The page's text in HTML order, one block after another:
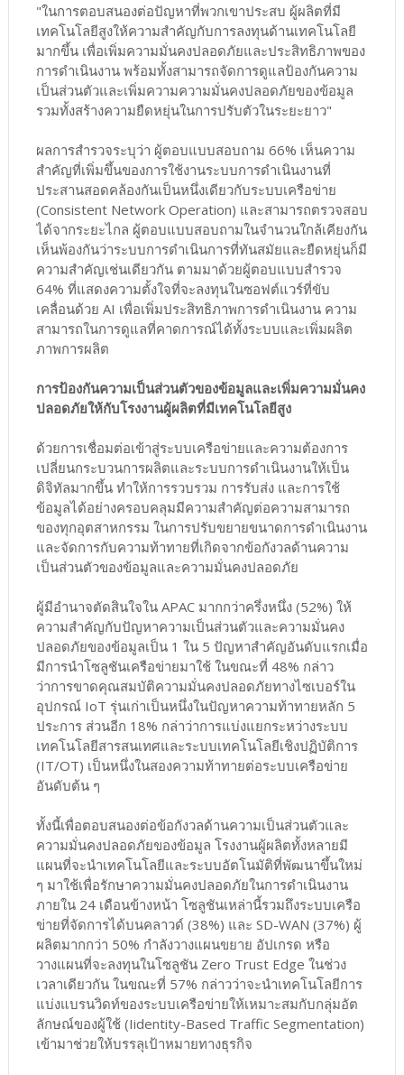
"ในการตอบสนองต่อปัญหาที่พวกเขาประสบ ผู้ผลิตที่มี
เทคโนโลยีสูงให้ความสำคัญกับการลงทุนด้านเทคโนโลยี
มากขึ้น เพื่อเพิ่มความมั่นคงปลอดภัยและประสิทธิภาพของ
การดำเนินงาน พร้อมทั้งสามารถจัดการดูแลป้องกันความ
เป็นส่วนตัวและเพิ่มความความมั่นคงปลอดภัยของข้อมูล
รวมทั้งสร้างความยืดหยุ่นในการปรับตัวในระยะยาว"
ผลการสำรวจระบุว่า ผู้ตอบแบบสอบถาม 66% เห็นความ
สำคัญที่เพิ่มขึ้นของการใช้งานระบบการดำเนินงานที่
ประสานสอดคล้องกันเป็นหนึ่งเดียวกับระบบเครือข่าย
(Consistent Network Operation) และสามารถตรวจสอบ
ได้จากระยะไกล ผู้ตอบแบบสอบถามในจำนวนใกล้เคียงกัน
เห็นพ้องกันว่าระบบการดำเนินการที่ทันสมัยและยืดหยุ่นก็มี
ความสำคัญเช่นเดียวกัน ตามมาด้วยผู้ตอบแบบสำรวจ
64% ที่แสดงความตั้งใจที่จะลงทุนในซอฟต์แวร์ที่ขับ
เคลื่อนด้วย AI เพื่อเพิ่มประสิทธิภาพการดำเนินงาน ความ
สามารถในการดูแลที่คาดการณ์ได้ทั้งระบบและเพิ่มผลิต
ภาพการผลิต
การป้องกันความเป็นส่วนตัวของข้อมูลและเพิ่มความมั่นคง
ปลอดภัยให้กับโรงงานผู้ผลิตที่มีเทคโนโลยีสูง
ด้วยการเชื่อมต่อเข้าสู่ระบบเครือข่ายและความต้องการ
เปลี่ยนกระบวนการผลิตและระบบการดำเนินงานให้เป็น
ดิจิทัลมากขึ้น ทำให้การรวบรวม การรับส่ง และการใช้
ข้อมูลได้อย่างครอบคลุมมีความสำคัญต่อความสามารถ
ของทุกอุตสาหกรรม ในการปรับขยายขนาดการดำเนินงาน
และจัดการกับความท้าทายที่เกิดจากข้อกังวลด้านความ
เป็นส่วนตัวของข้อมูลและความมั่นคงปลอดภัย
ผู้มีอำนาจตัดสินใจใน APAC มากกว่าครึ่งหนึ่ง (52%) ให้
ความสำคัญกับปัญหาความเป็นส่วนตัวและความมั่นคง
ปลอดภัยของข้อมูลเป็น 1 ใน 5 ปัญหาสำคัญอันดับแรกเมื่อ
มีการนำโซลูชันเครือข่ายมาใช้ ในขณะที่ 48% กล่าว
ว่าการขาดคุณสมบัติความมั่นคงปลอดภัยทางไซเบอร์ใน
อุปกรณ์ IoT รุ่นเก่าเป็นหนึ่งในปัญหาความท้าทายหลัก 5
ประการ ส่วนอีก 18% กล่าว่าการแบ่งแยกระหว่างระบบ
เทคโนโลยีสารสนเทศและระบบเทคโนโลยีเชิงปฏิบัติการ
(IT/OT) เป็นหนึ่งในสองความท้าทายต่อระบบเครือข่าย
อันดับต้น ๆ
ทั้งนี้เพื่อตอบสนองต่อข้อกังวลด้านความเป็นส่วนตัวและ
ความมั่นคงปลอดภัยของข้อมูล โรงงานผู้ผลิตทั้งหลายมี
แผนที่จะนำเทคโนโลยีและระบบอัตโนมัติที่พัฒนาขึ้นใหม่
ๆ มาใช้เพื่อรักษาความมั่นคงปลอดภัยในการดำเนินงาน
ภายใน 24 เดือนข้างหน้า โซลูชันเหล่านี้รวมถึงระบบเครือ
ข่ายที่จัดการได้บนคลาวด์ (38%) และ SD-WAN (37%) ผู้
ผลิตมากกว่า 50% กำลังวางแผนขยาย อัปเกรด หรือ
วางแผนที่จะลงทุนในโซลูชัน Zero Trust Edge ในช่วง
เวลาเดียวกัน ในขณะที่ 57% กล่าวว่าจะนำเทคโนโลยีการ
แบ่งแบรนวิดท์ของระบบเครือข่ายให้เหมาะสมกับกลุ่มอัต
ลักษณ์ของผู้ใช้ (Iidentity-Based Traffic Segmentation)
เข้ามาช่วยให้บรรลุเป้าหมายทางธุรกิจ